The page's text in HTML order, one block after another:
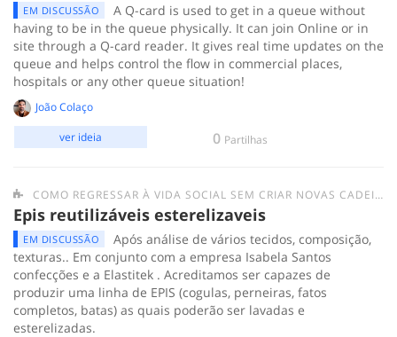
EM DISCUSSÃO
A Q-card is used to get in a queue without
having to be in the queue physically. It can join Online or in
site through a Q-card reader. It gives real time updates on the
queue and helps control the flow in commercial places,
hospitals or any other queue situation!
João Colaço
0 Partilhas
ver ideia
COMO REGRESSAR À VIDA SOCIAL SEM CRIAR NOVAS CADEIAS DE TRANSMISSÃO DO COVID-19?
Epis reutilizáveis esterelizaveis
EM DISCUSSÃO
Após análise de vários tecidos, composição,
texturas.. Em conjunto com a empresa Isabela Santos
confecções e a Elastitek . Acreditamos ser capazes de
produzir uma linha de EPIS (cogulas, perneiras, fatos
completos, batas) as quais poderão ser lavadas e
esterelizadas.